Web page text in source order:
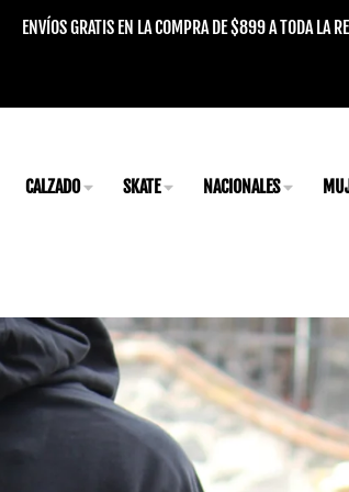
ENVÍOS GRATIS EN LA COMPRA DE $899 A TODA LA
CALZADO SKATE NACIONALES